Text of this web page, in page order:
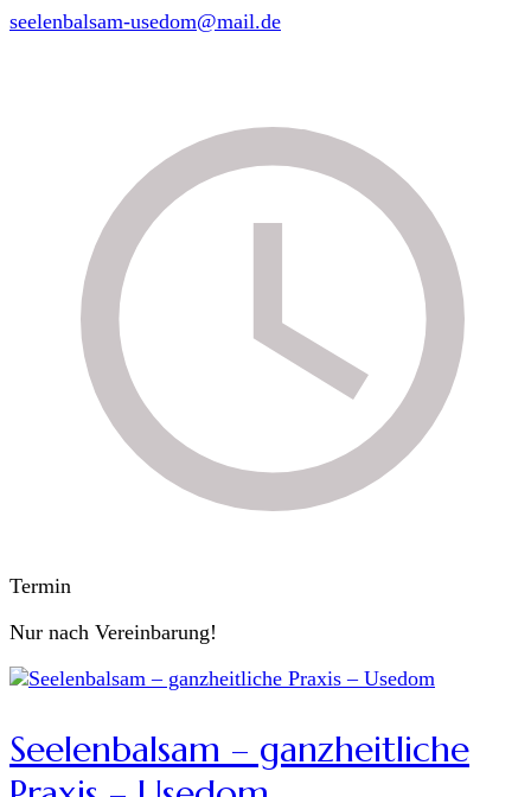
seelenbalsam-usedom@mail.de
Termin
Nur nach Vereinbarung!
Seelenbalsam – ganzheitliche